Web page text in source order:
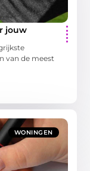
jouw
van de meest
WONINGEN